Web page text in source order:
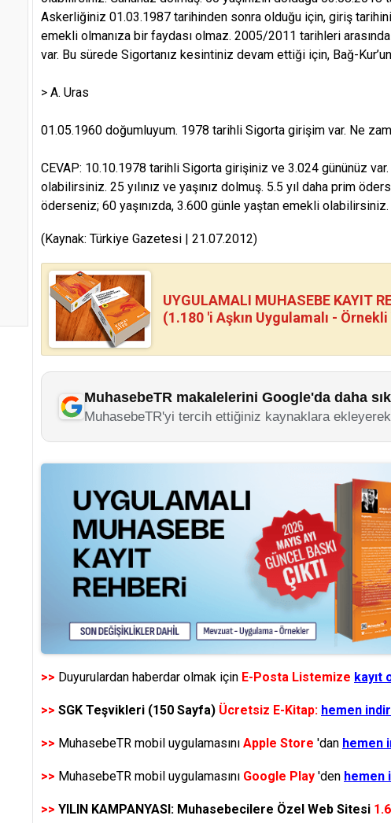
Askerliğiniz 01.03.1987 tarihinden sonra olduğu için, giriş
emekli olmanıza bir faydası olmaz. 2005/2011 tarihleri
var. Bu sürede Sigortanız kesintiniz devam ettiği için, Bağ-
> A. Uras
01.05.1960 doğumluyum. 1978 tarihli Sigorta girişim var. Ne
CEVAP: 10.10.1978 tarihli Sigorta girişiniz ve 3.024 gününüz
olabilirsiniz. 25 yılınız ve yaşınız dolmuş. 5.5 yıl daha prim
öderseniz; 60 yaşınızda, 3.600 günle yaştan emekli olabilirsiniz.
(Kaynak: Türkiye Gazetesi | 21.07.2012)
UYGULAMALI MUHASEBE KAYIT
(1.180 'i Aşkın Uygulamalı - Örnekli
MuhasebeTR makalelerini Google'da daha
MuhasebeTR'yi tercih ettiğiniz kaynaklara
>> Duyurulardan haberdar olmak için E-Posta Listemize kayıt
>> SGK Teşvikleri (150 Sayfa) Ücretsiz E-Kitap: hemen
>> MuhasebeTR mobil uygulamasını Apple Store 'dan hemen
>> MuhasebeTR mobil uygulamasını Google Play 'den hemen
>> YILIN KAMPANYASI: Muhasebecilere Özel Web Sitesi